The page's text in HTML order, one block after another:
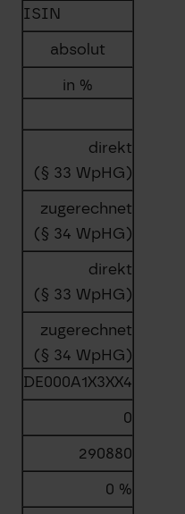
ISIN
absolut
in %
direkt
(§ 33 WpHG)
zugerechnet
(§ 34 WpHG)
direkt
(§ 33 WpHG)
zugerechnet
(§ 34 WpHG)
DE000A1X3XX4
0
290880
0 %